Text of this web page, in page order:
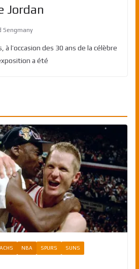
Jordan
Sengmany
à l’occasion des 30 ans de la célèbre
a été
NBA SPURS SUNS